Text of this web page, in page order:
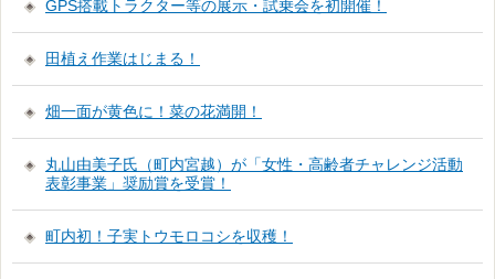
GPS搭載トラクター等の展示・試乗会を初開催！
田植え作業はじまる！
畑一面が黄色に！菜の花満開！
丸山由美子氏（町内宮越）が「女性・高齢者チャレンジ活動
表彰事業」奨励賞を受賞！
町内初！子実トウモロコシを収穫！